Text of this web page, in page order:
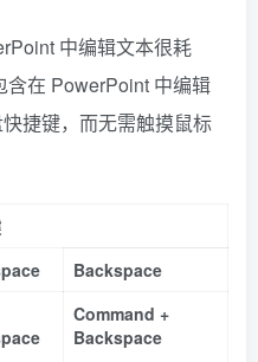
中编辑文本很耗
在 PowerPoint 中编辑
捷键，而无需触摸鼠标
Backspace
Command +
Backspace